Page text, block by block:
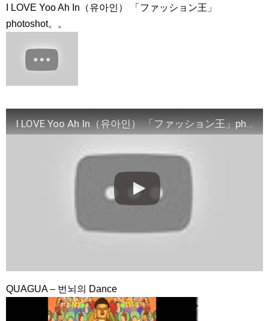
【レコーディング】Foi 新曲「花遊記」の制作裏側に迫る。
【アーティスト密着動画】制作秘話
NEW!
동생 구해준 아내한테 인성 보여준 남편 #이청아 #이동건 #박규
【10月韓劇】《Nine Room 9號房間 나인룸 Room No. 9 》金喜
善、金英光、金海淑 三人集結版中字預告【DFTV數位未來】
ダ）」の意味・使い方について
「退屈だ・暇だ」を韓国語では？「심심하다（シムシマダ）」
の意味・使い方について
■韓国ドラマ『キング～Two Hearts』予告動画（日本語字幕）
HSF(126)-윤균상 서울숲 벤치 (YUN Kyunsang)(4)September::
Healing in Seoul Forest (서울숲)
ユン・ギュンサン主演「潜入弁護人」第1回特別公開！
ハン・ヘジン 한혜진 – (선공개) 강남 3대 얼짱 출신 &#39;한혜진
bobblessyou2 EP.18
九尾狐外伝 第２話 キム・ジウ チョ・ヒョンジェ
チョ・ヒョンジェ 조현재 九尾狐外伝 制作発表会
キム・テヒの弟イ・ワン♥イ・ボミ、今日（28日）結婚……
I LOVE Yoo Ah In（유아인） 「ファッション王」
photoshot。。
I LOVE Yoo Ah In（유아인） 「ファッション王」photoshot。。
QUAGUA – 번뇌의 Dance